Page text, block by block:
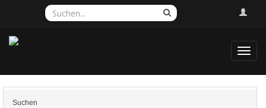
Suchen